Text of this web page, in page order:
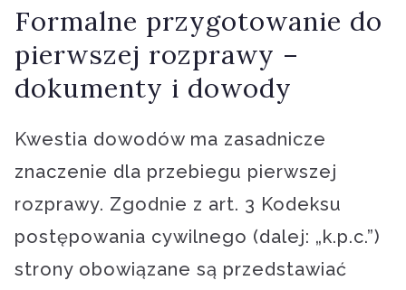
Formalne przygotowanie do
pierwszej rozprawy –
dokumenty i dowody
Kwestia dowodów ma zasadnicze
znaczenie dla przebiegu pierwszej
rozprawy. Zgodnie z art. 3 Kodeksu
postępowania cywilnego (dalej: „k.p.c.”)
strony obowiązane są przedstawiać